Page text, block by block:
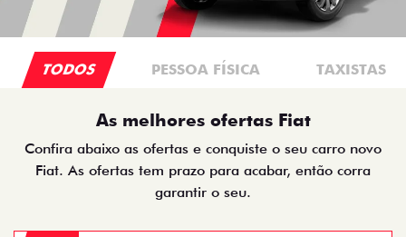
TODOS PESSOA FÍSICA TAXISTAS
As melhores ofertas Fiat
Confira abaixo as ofertas e conquiste o seu carro novo
Fiat. As ofertas tem prazo para acabar, então corra
garantir o seu.